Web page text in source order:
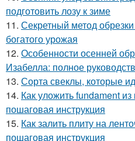
подготовить лозу к зиме
11. Секретный метод
богатого урожая
12. Особенности осенней
Изабелла: полное
13. Сорта свеклы, которые
14. Как уложить fundament
пошаговая инструкция
15. Как залить плиту на
пошаговая инструкция